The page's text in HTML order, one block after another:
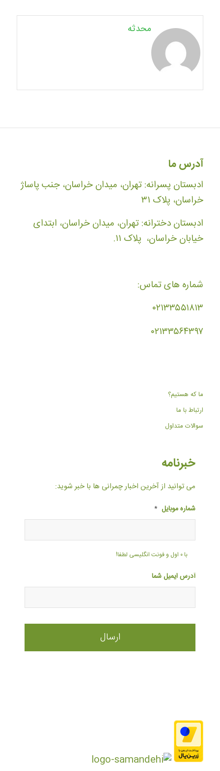
محدثه
آدرس ما
ادبستان پسرانه: تهران، میدان خراسان، جنب پاساژ
خراسان، پلاک ۳۱
ادبستان دخترانه: تهران، میدان خراسان، ابتدای
خیابان خراسان، پلاک ۱۱.
شماره های تماس:
۰۲۱۳۳۵۵۱۸۱۳
۰۲۱۳۳۵۶۴۳۹۷
ما که هستیم؟
ارتباط با ما
سوالات متداول
خبرنامه
می توانید از آخرین اخبار چمرانی ها با خبر شوید:
شماره موبایل *
با ۰ اول و فونت انگلیسی لطفا!
آدرس ایمیل شما